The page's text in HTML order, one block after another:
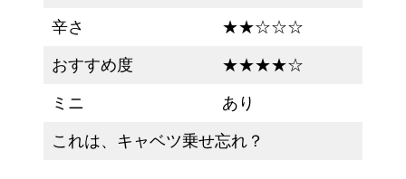
辛さ ★★☆☆☆
おすすめ度 ★★★★☆
ミニ あり
これは、キャベツ乗せ忘れ？